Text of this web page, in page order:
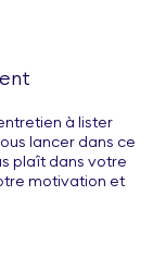
à lister
lancer dans ce
plaît dans votre
motivation et